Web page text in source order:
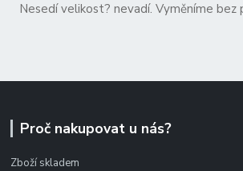
Nesedí velikost? nevadí. Vyměníme bez
Proč nakupovat u nás?
Zboží skladem